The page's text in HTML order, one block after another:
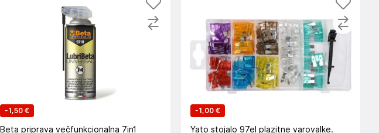
-1,50 €
Beta priprava večfunkcionalna 7in1
-1,00 €
Yato stojalo 97el plazitne varovalke.